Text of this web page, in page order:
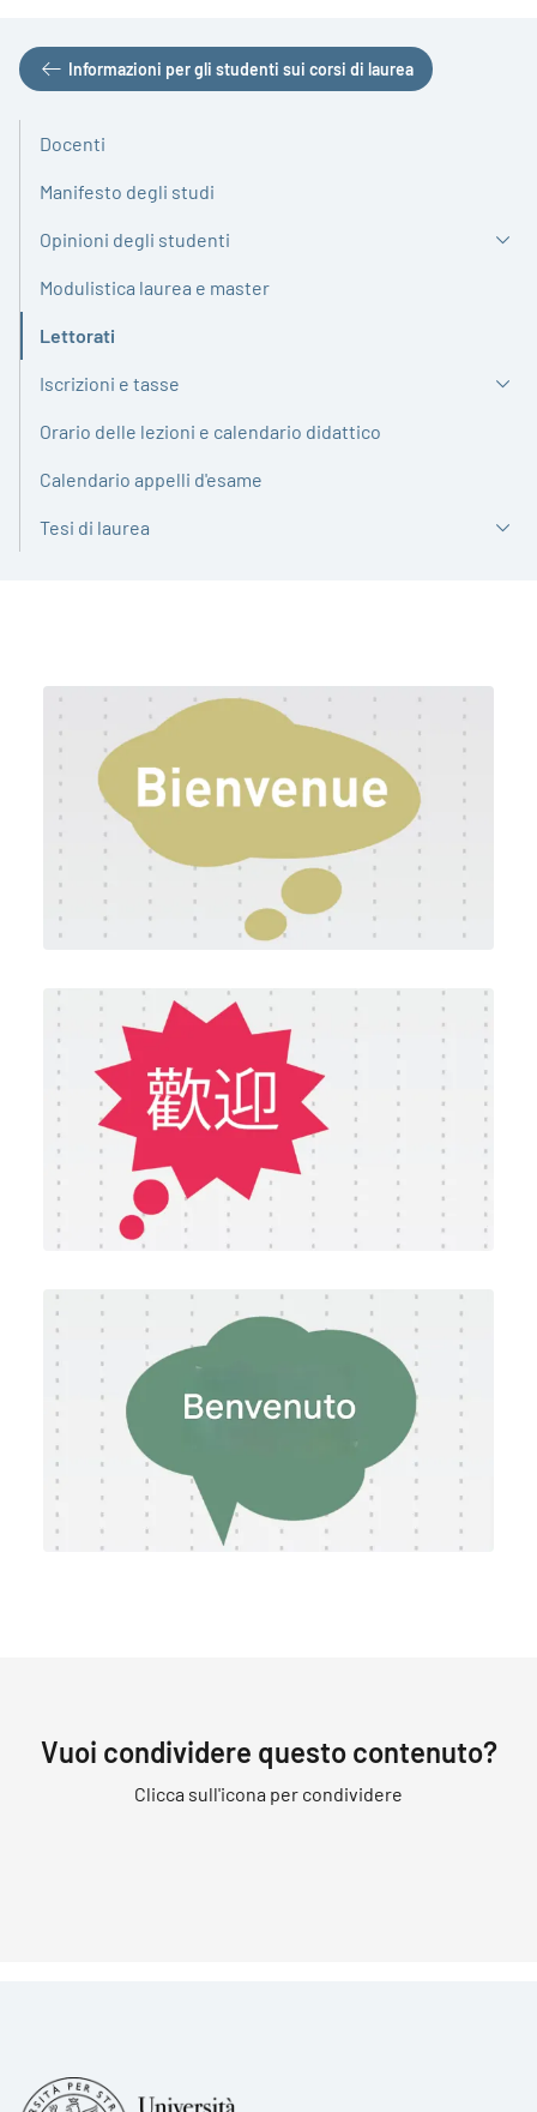
Informazioni per gli studenti sui corsi di laurea
Docenti
Manifesto degli studi
Opinioni degli studenti
Modulistica laurea e master
Lettorati
Attivo
Iscrizioni e tasse
Orario delle lezioni e calendario didattico
Calendario appelli d'esame
Tesi di laurea
Vuoi condividere questo contenuto?
Clicca sull'icona per condividere